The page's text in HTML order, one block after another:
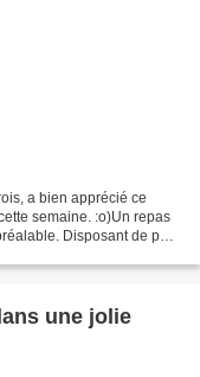
a bien apprécié ce
semaine. :o)Un repas
Disposant de peu
une jolie